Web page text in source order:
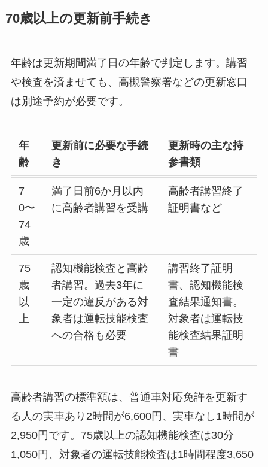
70歳以上の更新前手続き
年齢は更新期間満了日の年齢で判定します。講習
や検査を済ませても、高槻警察署などの更新窓口
は別途予約が必要です。
年
齢
更新前に必要な手続
き
更新時の主な持
参書類
7
0〜
74
歳
満了日前6か月以内
に高齢者講習を受講
高齢者講習終了
証明書など
75
歳
以
上
認知機能検査と高齢
者講習。過去3年に
一定の違反がある対
象者は運転技能検査
への合格も必要
講習終了証明
書、認知機能検
査結果通知書。
対象者は運転技
能検査結果証明
書
高齢者講習の標準額は、普通車対応免許を更新す
る人の実車あり2時間が6,600円、実車なし1時間が
2,950円です。75歳以上の認知機能検査は30分
1,050円、対象者の運転技能検査は1時間程度3,650